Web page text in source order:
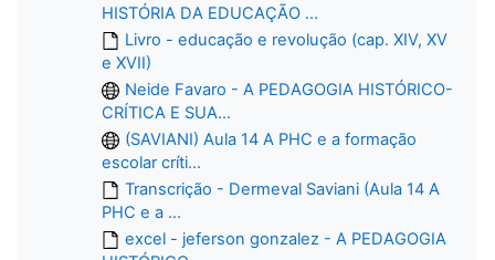
HISTÓRIA DA EDUCAÇÃO ...
Livro - educação e revolução (cap. XIV, XV
e XVII)
Neide Favaro - A PEDAGOGIA HISTÓRICO-
CRÍTICA E SUA...
(SAVIANI) Aula 14 A PHC e a formação
escolar críti...
Transcrição - Dermeval Saviani (Aula 14 A
PHC e a ...
excel - jeferson gonzalez - A PEDAGOGIA